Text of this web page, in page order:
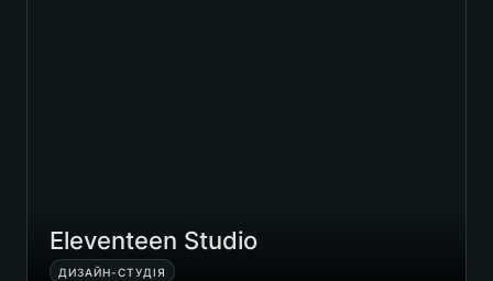
Eleventeen Studio
ДИЗАЙН-СТУДІЯ